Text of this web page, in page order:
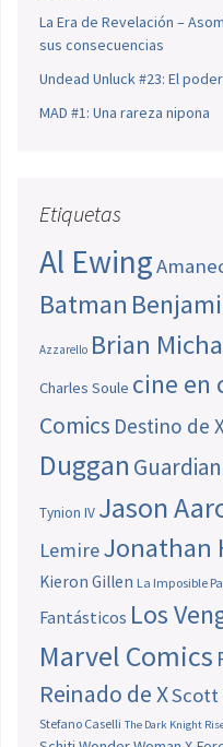
La Era de Revelación –
sus consecuencias
Undead Unluck #23: El
MAD #1: Una rareza nipona
Etiquetas
Al Ewing
Batman
Azzarello Brian
Charles Soule cine en
Comics Destino de
Duggan
Tynion IV Jason
LemireJonathan
Kieron Gillen La Imposible
Fantásticos Los
Marvel Comics
Reinado de XScott
Stefano Caselli The Dark Knight